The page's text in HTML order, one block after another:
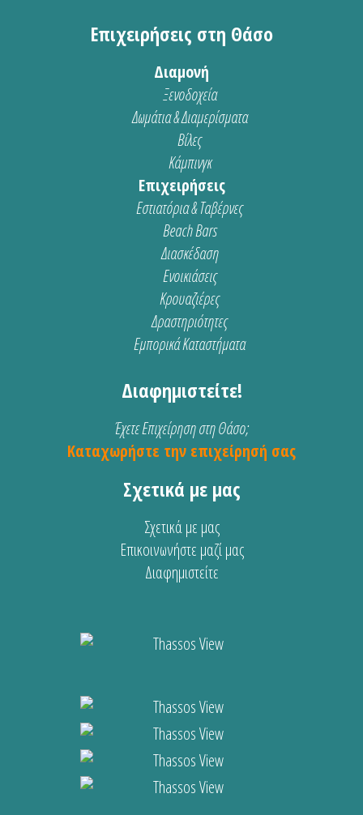
Επιχειρήσεις στη Θάσο
Διαμονή
Ξενοδοχεία
Δωμάτια & Διαμερίσματα
Βίλες
Κάμπινγκ
Επιχειρήσεις
Εστιατόρια & Ταβέρνες
Beach Bars
Διασκέδαση
Ενοικιάσεις
Κρουαζιέρες
Δραστηριότητες
Εμπορικά Καταστήματα
Διαφημιστείτε!
Έχετε Επιχείρηση στη Θάσο;
Καταχωρήστε την επιχείρησή σας
Σχετικά με μας
Σχετικά με μας
Επικοινωνήστε μαζί μας
Διαφημιστείτε